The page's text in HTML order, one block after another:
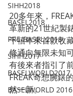
SIHH2018
BASEL2018
PRE-BASEL 2018
SIHH2017
BASELWORLD2017
BASELWORLD 2016
20多年來，
革新的21世紀製
千禧年來首款收
條通向無限未知
有後來者指引了
FREAK奇想腕錶
然一新。